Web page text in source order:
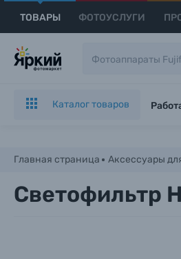
ТОВАРЫ ФОТОУСЛУГИ
Каталог товаров
Главная страница Аксессуары
Светофильтр